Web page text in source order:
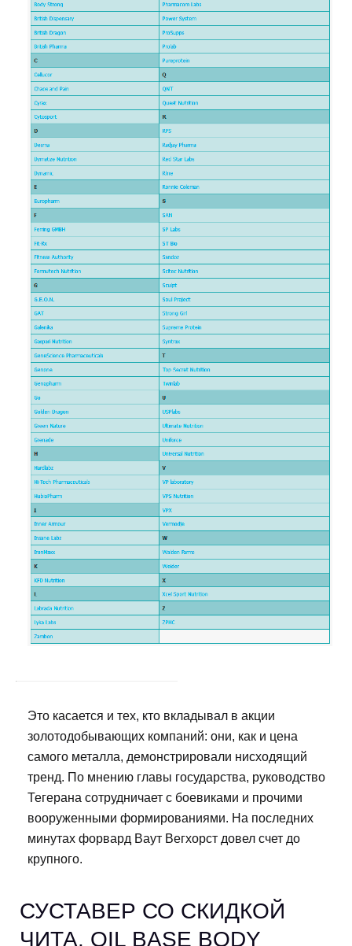
Это касается и тех, кто вкладывал в акции
золотодобывающих компаний: они, как и цена
самого металла, демонстрировали нисходящий
тренд. По мнению главы государства, руководство
Тегерана сотрудничает с боевиками и прочими
вооруженными формированиями. На последних
минутах форвард Ваут Вегхорст довел счет до
крупного.
СУСТАВЕР СО СКИДКОЙ
ЧИТА. OIL BASE BODY